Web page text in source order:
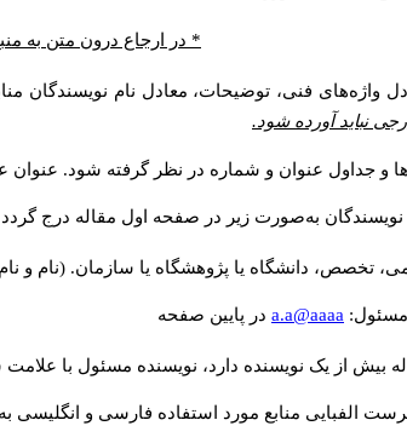
* در ارجاع درون متن به
واژه‌های فنی، توضیحات، معادل نام نویسندگان
نباید آورده شود.
و جداول عنوان و شماره در نظر گرفته شود. عنوان
به‌صورت زیر در صفحه اول مقاله درج
تخصص، دانشگاه یا پژوهشگاه یا سازمان. (نام و
مسئول: a.a@aaaa در پايين صفحه
بیش از یک نویسنده دارد، نویسنده مسئول با
الفبایی منابع مورد استفاده فارسی و انگلیسی